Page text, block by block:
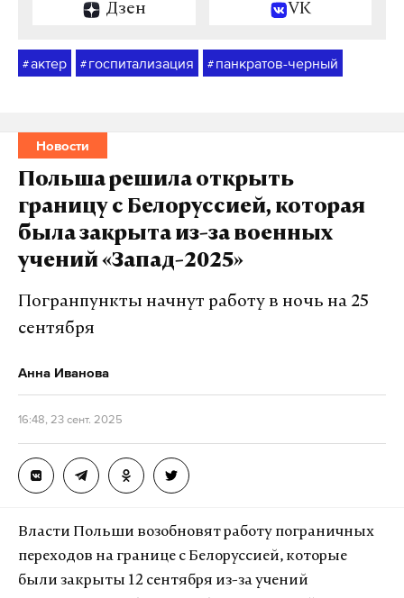
Дзен VK
#актер # госпитализация # панкратов-черный
Новости
Польша решила открыть
границу с Белоруссией, которая
была закрыта из-за военных
учений «Запад-2025»
Погранпункты начнут работу в ночь на 25
сентября
Анна Иванова
16:48, 23 сент. 2025
Власти Польши возобновят работу пограничных
переходов на границе с Белоруссией, которые
были закрыты 12 сентября из-за учений